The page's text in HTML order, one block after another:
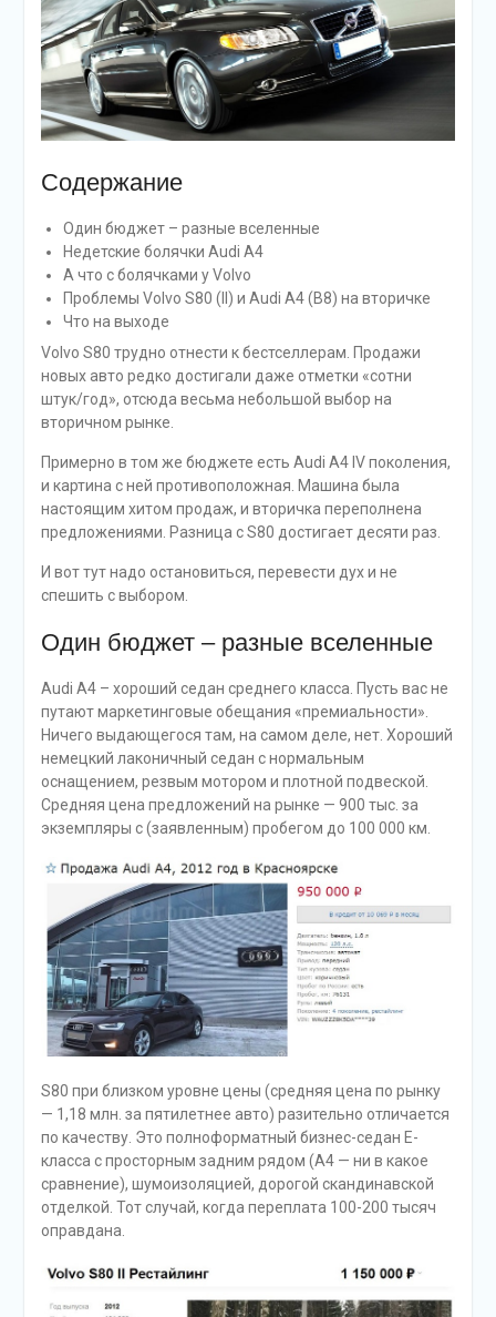
Содержание
Один бюджет – разные вселенные
Недетские болячки Audi A4
А что с болячками у Volvo
Проблемы Volvo S80 (II) и Audi A4 (B8) на вторичке
Что на выходе
Volvo S80 трудно отнести к бестселлерам. Продажи
новых авто редко достигали даже отметки «сотни
штук/год», отсюда весьма небольшой выбор на
вторичном рынке.
Примерно в том же бюджете есть Audi A4 IV поколения,
и картина с ней противоположная. Машина была
настоящим хитом продаж, и вторичка переполнена
предложениями. Разница с S80 достигает десяти раз.
И вот тут надо остановиться, перевести дух и не
спешить с выбором.
Один бюджет – разные вселенные
Audi A4 – хороший седан среднего класса. Пусть вас не
путают маркетинговые обещания «премиальности».
Ничего выдающегося там, на самом деле, нет. Хороший
немецкий лаконичный седан с нормальным
оснащением, резвым мотором и плотной подвеской.
Средняя цена предложений на рынке — 900 тыс. за
экземпляры с (заявленным) пробегом до 100 000 км.
S80 при близком уровне цены (средняя цена по рынку
— 1,18 млн. за пятилетнее авто) разительно отличается
по качеству. Это полноформатный бизнес-седан Е-
класса с просторным задним рядом (А4 — ни в какое
сравнение), шумоизоляцией, дорогой скандинавской
отделкой. Тот случай, когда переплата 100-200 тысяч
оправдана.